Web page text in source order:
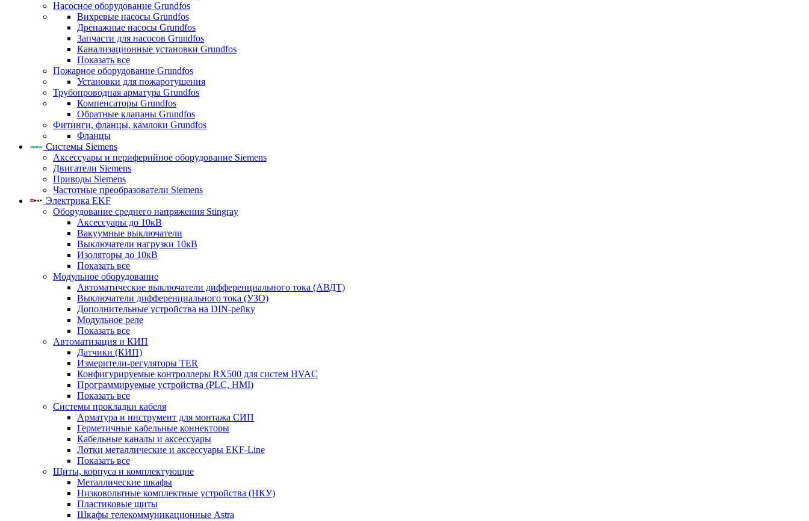
Насосное оборудование Grundfos
Вихревые насосы Grundfos
Дренажные насосы Grundfos
Запчасти для насосов Grundfos
Канализационные установки Grundfos
Показать все
Пожарное оборудование Grundfos
Установки для пожаротушения
Трубопроводная арматура Grundfos
Компенсаторы Grundfos
Обратные клапаны Grundfos
Фитинги, фланцы, камлоки Grundfos
Фланцы
Системы Siemens
Аксессуары и периферийное оборудование Siemens
Двигатели Siemens
Приводы Siemens
Частотные преобразователи Siemens
Электрика EKF
Оборудование среднего напряжения Stingray
Аксессуары до 10кВ
Вакуумные выключатели
Выключатели нагрузки 10кВ
Изоляторы до 10кВ
Показать все
Модульное оборудование
Автоматические выключатели дифференциального тока (АВДТ)
Выключатели дифференциального тока (УЗО)
Дополнительные устройства на DIN-рейку
Модульное реле
Показать все
Автоматизация и КИП
Датчики (КИП)
Измерители-регуляторы TER
Конфигурируемые контроллеры RX500 для систем HVAC
Программируемые устройства (PLC, HMI)
Показать все
Системы прокладки кабеля
Арматура и инструмент для монтажа СИП
Герметичные кабельные коннекторы
Кабельные каналы и аксессуары
Лотки металлические и аксессуары EKF-Line
Показать все
Щиты, корпуса и комплектующие
Металлические шкафы
Низковольтные комплектные устройства (НКУ)
Пластиковые щиты
Шкафы телекоммуникационные Astra